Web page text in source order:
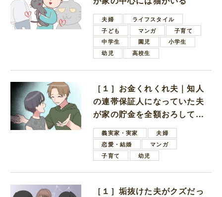
夫婦
ライフスタイル
子ども
マンガ
子育て
中学生
園児
小学生
幼児
高校生
［１］お金くれくれ夫｜知人
の連帯保証人になっていた夫
が家の貯金を全額おろしてほ
しいと言ってきた
義実家・実家
夫婦
恋愛・結婚
マンガ
子育て
幼児
［１］垢抜けた夫がクズだっ